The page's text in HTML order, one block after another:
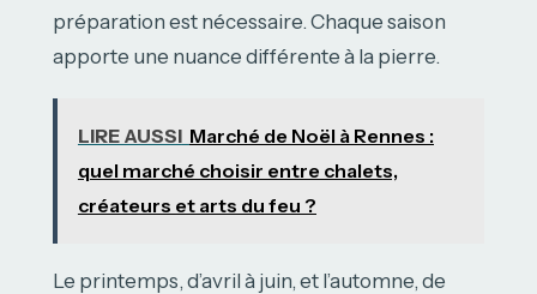
préparation est nécessaire. Chaque saison
apporte une nuance différente à la pierre.
LIRE AUSSI Marché de Noël à Rennes :
quel marché choisir entre chalets,
créateurs et arts du feu ?
Le printemps, d’avril à juin, et l’automne, de